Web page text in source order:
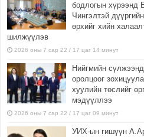
бодлогын хүрээнд
Чингэлтэй
өрхийг хийн
шилжүүлэв
2026 оны 7 сар 22 / 17 цаг 14 минут
Нийгмийн
оролцоог
хуулийн төслийг
мэдүүллээ
2026 оны 7 сар 22 / 17 цаг 09 минут
УИХ-ын гишүүн